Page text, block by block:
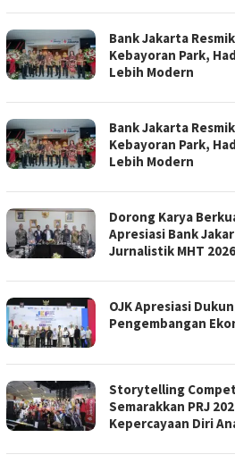
Bank Jakarta
Kebayoran Park,
Lebih Modern
Bank Jakarta
Kebayoran Park,
Lebih Modern
Dorong Karya
Apresiasi Bank
Jurnalistik MHT 2026
OJK Apresiasi
Pengembangan
Storytelling
Semarakkan PRJ
Kepercayaan Diri